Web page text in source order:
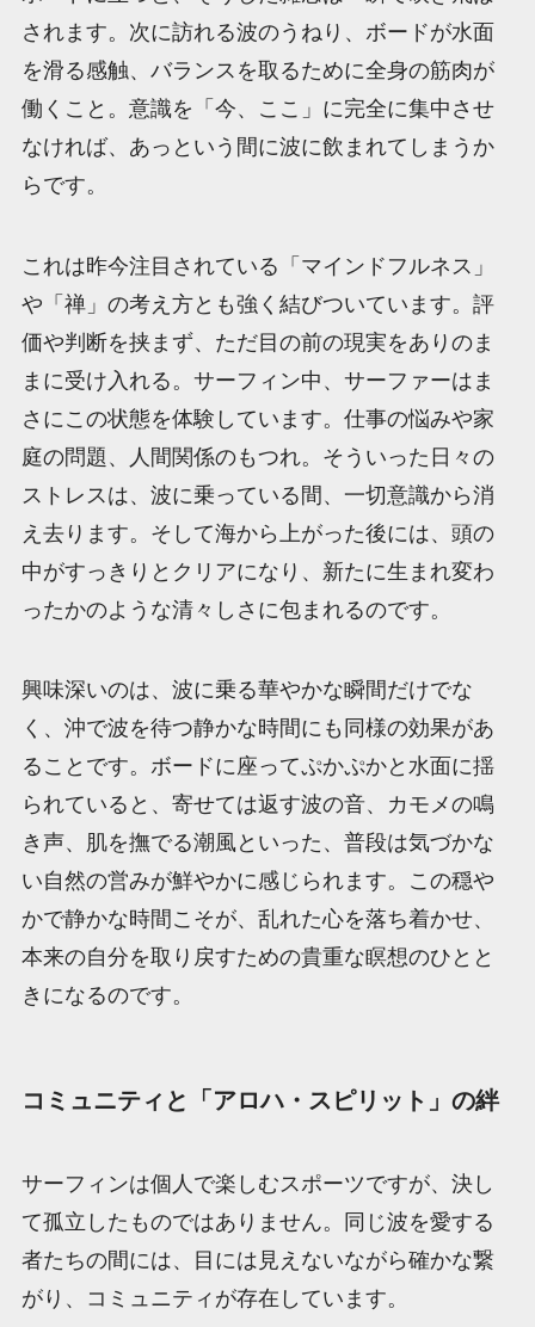
されます。次に訪れる波のうねり、ボードが水面
を滑る感触、バランスを取るために全身の筋肉が
働くこと。意識を「今、ここ」に完全に集中させ
なければ、あっという間に波に飲まれてしまうか
らです。
これは昨今注目されている「マインドフルネス」
や「禅」の考え方とも強く結びついています。評
価や判断を挟まず、ただ目の前の現実をありのま
まに受け入れる。サーフィン中、サーファーはま
さにこの状態を体験しています。仕事の悩みや家
庭の問題、人間関係のもつれ。そういった日々の
ストレスは、波に乗っている間、一切意識から消
え去ります。そして海から上がった後には、頭の
中がすっきりとクリアになり、新たに生まれ変わ
ったかのような清々しさに包まれるのです。
興味深いのは、波に乗る華やかな瞬間だけでな
く、沖で波を待つ静かな時間にも同様の効果があ
ることです。ボードに座ってぷかぷかと水面に揺
られていると、寄せては返す波の音、カモメの鳴
き声、肌を撫でる潮風といった、普段は気づかな
い自然の営みが鮮やかに感じられます。この穏や
かで静かな時間こそが、乱れた心を落ち着かせ、
本来の自分を取り戻すための貴重な瞑想のひとと
きになるのです。
コミュニティと「アロハ・スピリット」の絆
サーフィンは個人で楽しむスポーツですが、決し
て孤立したものではありません。同じ波を愛する
者たちの間には、目には見えないながら確かな繋
がり、コミュニティが存在しています。